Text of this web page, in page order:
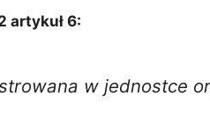
artykuł 6:
w jednostce